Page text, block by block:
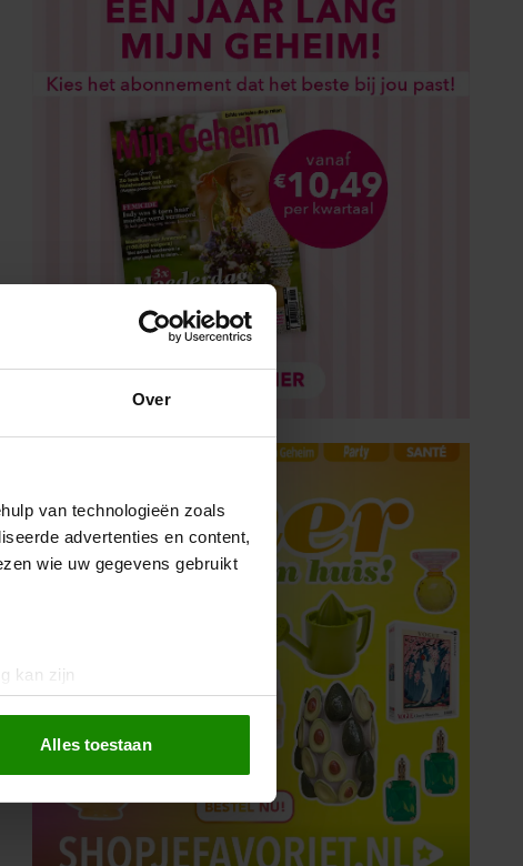
Over
van technologieën zoals
advertenties en content,
wie uw gegevens gebruikt
kan zijn
media te bieden en om ons
onze partners voor social
Alles toestaan